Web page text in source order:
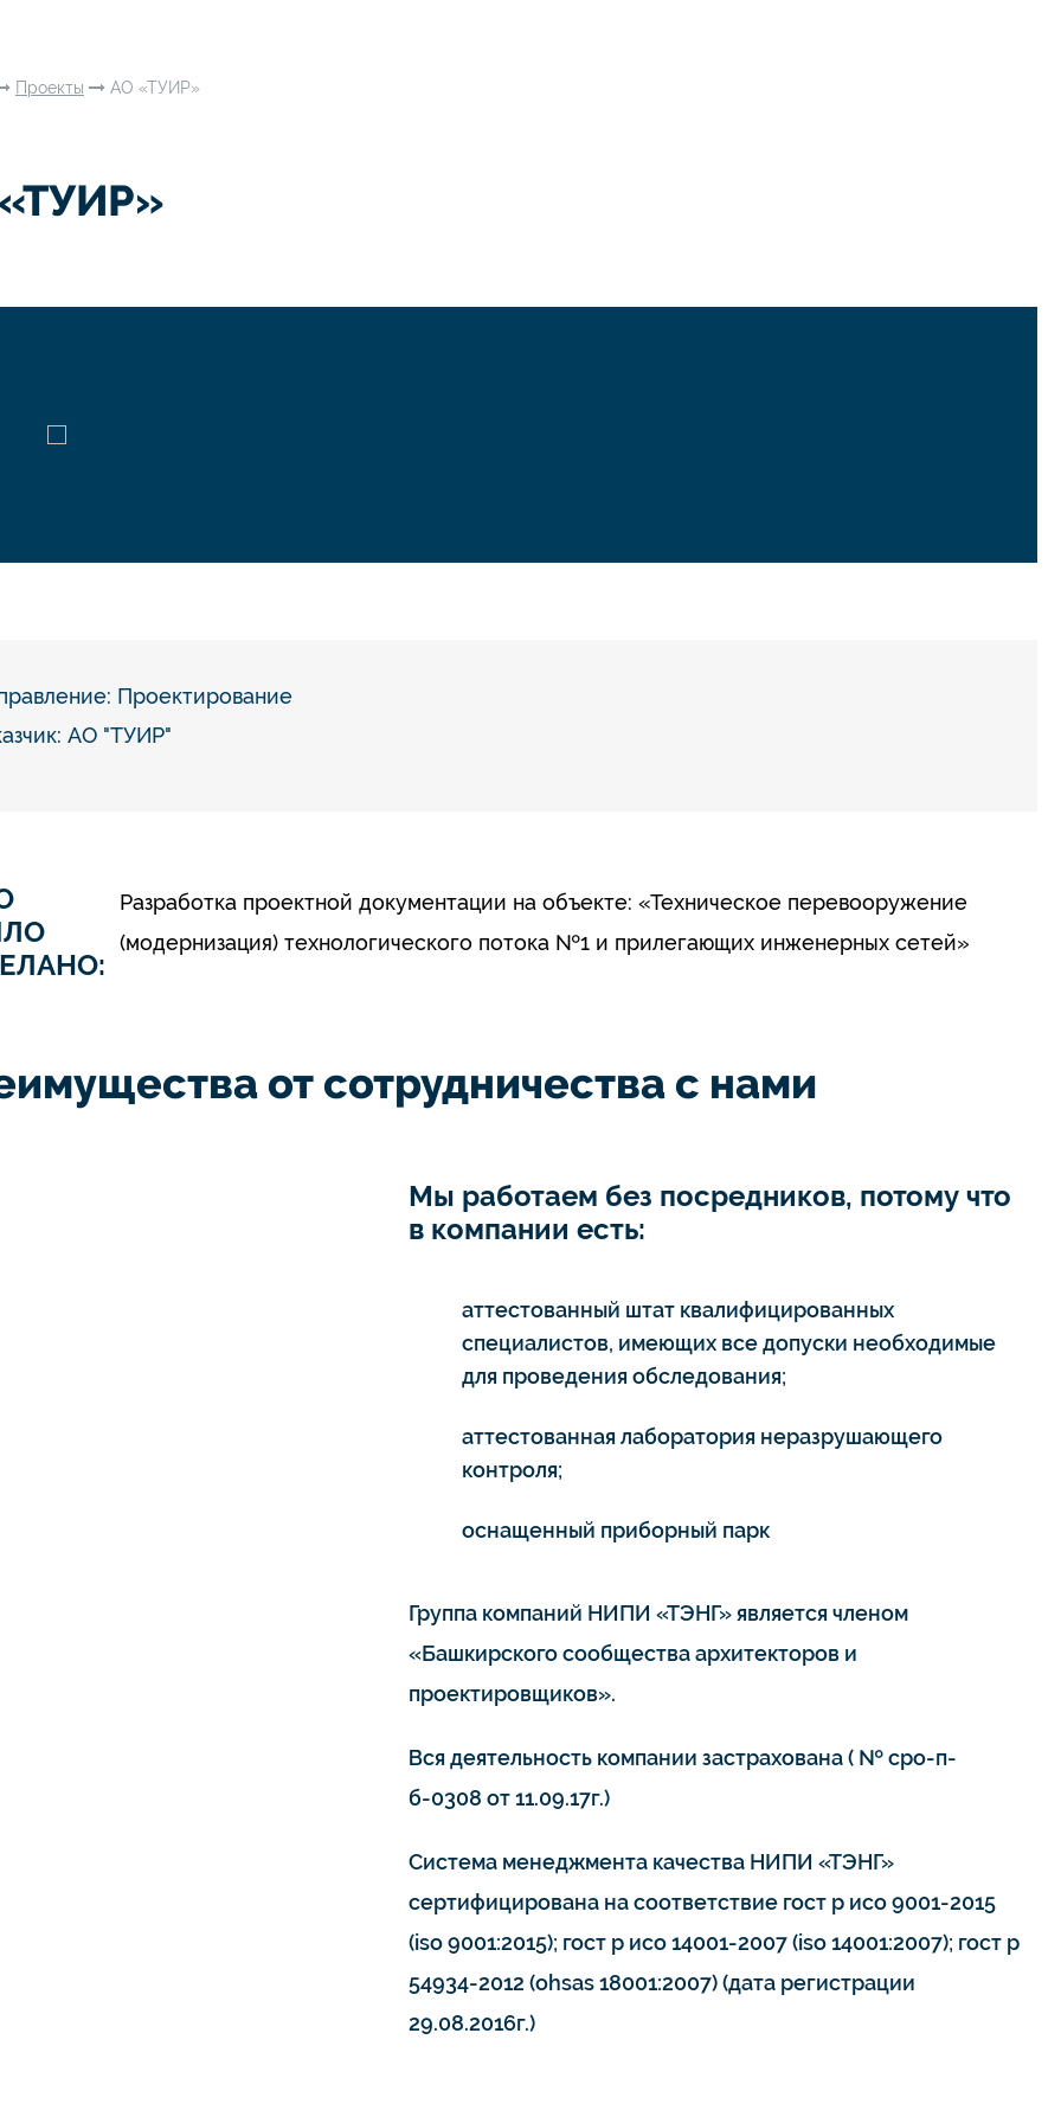
Проекты АО «ТУИР»
Проектирование
АО "ТУИР"
Разработка проектной документации на объекте: «Техническое перевооружение
(модернизация) технологического потока №1 и прилегающих инженерных сетей»
от сотрудничества с нами
Мы работаем без посредников, потому что
в компании есть:
аттестованный штат квалифицированных
специалистов, имеющих все допуски необходимые
для проведения обследования;
аттестованная лаборатория неразрушающего
контроля;
оснащенный приборный парк
Группа компаний НИПИ «ТЭНГ» является членом
«Башкирского сообщества архитекторов и
проектировщиков».
Вся деятельность компании застрахована ( № сро-п-
б-0308 от 11.09.17г.)
Система менеджмента качества НИПИ «ТЭНГ»
сертифицирована на соответствие гост р исо 9001-2015
(iso 9001:2015); гост р исо 14001-2007 (iso 14001:2007); гост р
54934-2012 (ohsas 18001:2007) (дата регистрации
29.08.2016г.)